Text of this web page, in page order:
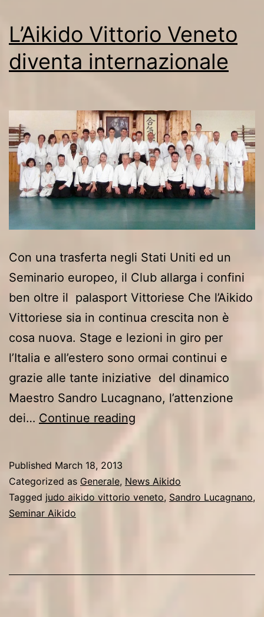
L’Aikido Vittorio Veneto
diventa internazionale
Con una trasferta negli Stati Uniti ed un
Seminario europeo, il Club allarga i confini
ben oltre il palasport Vittoriese Che l’Aikido
Vittoriese sia in continua crescita non è
cosa nuova. Stage e lezioni in giro per
l’Italia e all’estero sono ormai continui e
grazie alle tante iniziative del dinamico
Maestro Sandro Lucagnano, l’attenzione
dei… Continue reading
diventa
internazionale
Published March 18, 2013
Categorized as Generale, News Aikido
Tagged judo aikido vittorio veneto, Sandro Lucagnano,
Seminar Aikido